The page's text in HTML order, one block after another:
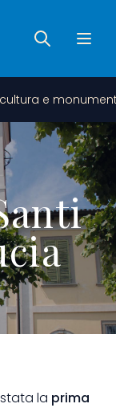
RicercaApri
e
la prima